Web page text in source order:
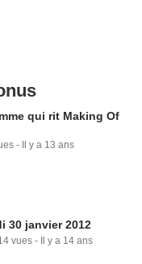
qui rit Making Of
- Il y a 13 ans
30 janvier 2012
vues - Il y a 14 ans